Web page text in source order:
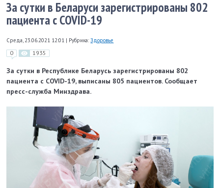
За сутки в Беларуси зарегистрированы 802
пациента с COVID-19
Среда, 23.06.2021 12:01 | Рубрика: Здоровье
0 1935
За сутки в Республике Беларусь зарегистрированы 802
пациента с COVID-19, выписаны 805 пациентов. Сообщает
пресс-служба Минздрава.